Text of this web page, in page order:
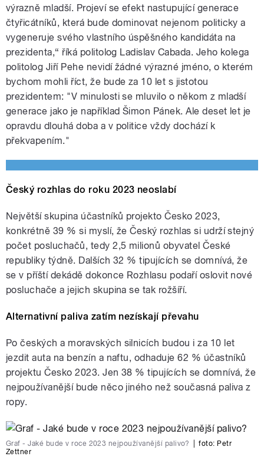
výrazně mladší. Projeví se efekt nastupující generace
čtyřicátníků, která bude dominovat nejenom politicky a
vygeneruje svého vlastního úspěšného kandidáta na
prezidenta,“ říká politolog Ladislav Cabada. Jeho kolega
politolog Jiří Pehe nevidí žádné výrazné jméno, o kterém
bychom mohli říct, že bude za 10 let s jistotou
prezidentem: "V minulosti se mluvilo o někom z mladší
generace jako je například Šimon Pánek. Ale deset let je
opravdu dlouhá doba a v politice vždy dochází k
překvapením."
Český rozhlas do roku 2023 neoslabí
Největší skupina účastníků projekto Česko 2023,
konkrétně 39 % si myslí, že Český rozhlas si udrží stejný
počet posluchačů, tedy 2,5 milionů obyvatel České
republiky týdně. Dalších 32 % tipujících se domnívá, že
se v příští dekádě dokonce Rozhlasu podaří oslovit nové
posluchače a jejich skupina se tak rožšíří.
Alternativní paliva zatím nezískají převahu
Po českých a moravských silnicích budou i za 10 let
jezdit auta na benzín a naftu, odhaduje 62 % účastníků
projektu Česko 2023. Jen 38 % tipujících se domnívá, že
nejpoužívanější bude něco jiného než současná paliva z
ropy.
Graf - Jaké bude v roce 2023 nejpoužívanější palivo? foto:Petr
Zettner